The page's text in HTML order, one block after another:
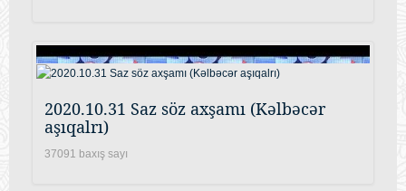
2020.10.31 Saz söz axşamı (Kəlbəcər
aşıqalrı)
37091 baxış sayı